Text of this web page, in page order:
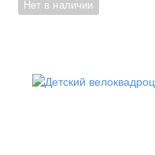
Нет в наличии